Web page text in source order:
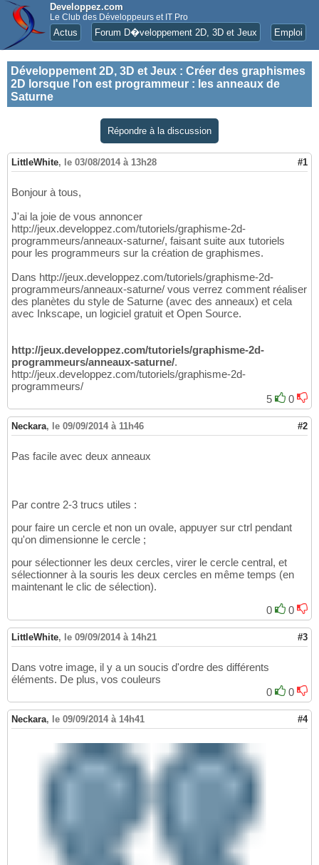
Developpez.com
Le Club des Développeurs et IT Pro
Actus Forum D�veloppement 2D, 3D et Jeux Emploi
Développement 2D, 3D et Jeux : Créer des graphismes
2D lorsque l'on est programmeur : les anneaux de
Saturne
Répondre à la discussion
LittleWhite, le 03/08/2014 à 13h28 #1
Bonjour à tous,
J'ai la joie de vous annoncer
http://jeux.developpez.com/tutoriels/graphisme-2d-
programmeurs/anneaux-saturne/, faisant suite aux tutoriels
pour les programmeurs sur la création de graphismes.
Dans http://jeux.developpez.com/tutoriels/graphisme-2d-
programmeurs/anneaux-saturne/ vous verrez comment réaliser
des planètes du style de Saturne (avec des anneaux) et cela
avec Inkscape, un logiciel gratuit et Open Source.
http://jeux.developpez.com/tutoriels/graphisme-2d-
programmeurs/anneaux-saturne/.
http://jeux.developpez.com/tutoriels/graphisme-2d-
programmeurs/
5
0
Neckara, le 09/09/2014 à 11h46 #2
Pas facile avec deux anneaux
Par contre 2-3 trucs utiles :
pour faire un cercle et non un ovale, appuyer sur ctrl pendant
qu'on dimensionne le cercle ;
pour sélectionner les deux cercles, virer le cercle central, et
sélectionner à la souris les deux cercles en même temps (en
maintenant le clic de sélection).
0
0
LittleWhite, le 09/09/2014 à 14h21 #3
Dans votre image, il y a un soucis d'ordre des différents
éléments. De plus, vos couleurs
0
0
Neckara, le 09/09/2014 à 14h41 #4